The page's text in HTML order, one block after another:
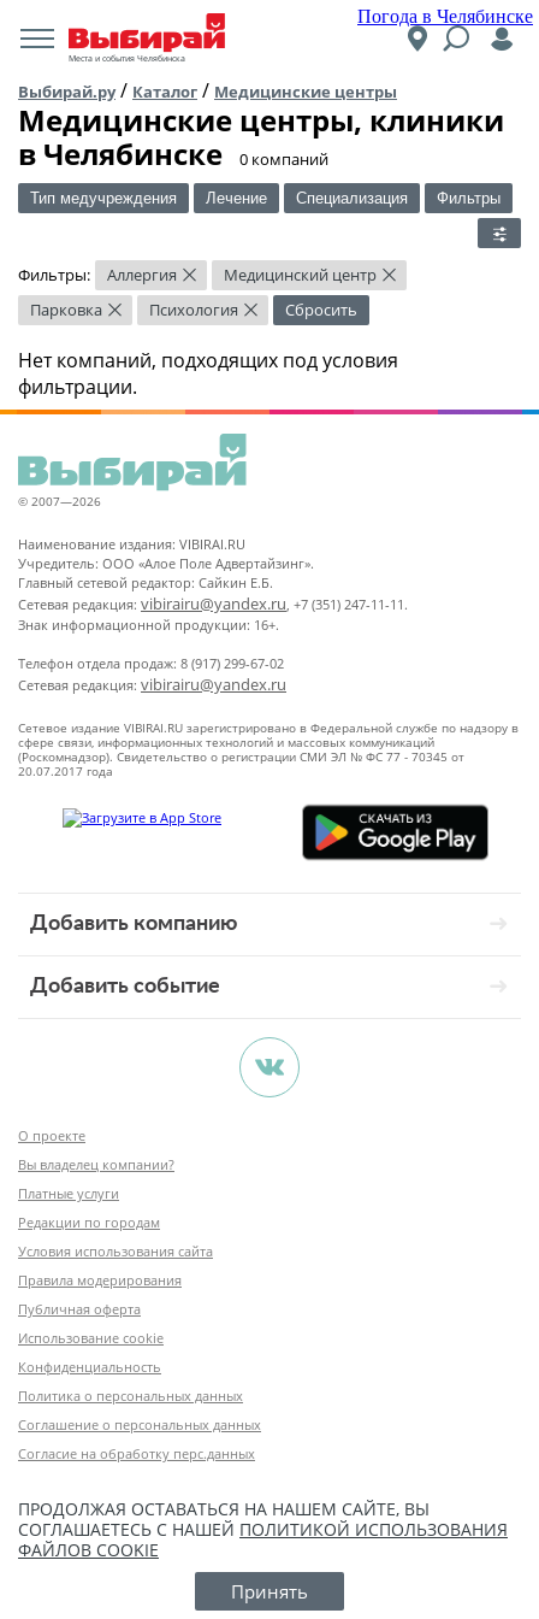
Погода в Челябинске
Места и события Челябинска
Выбирай.ру/ Каталог / Медицинские центры
Медицинские центры, клиники
в Челябинске
​0 компаний
Тип медучреждения Лечение Специализация Фильтры
Фильтры: Аллергия × Медицинский центр ×
Парковка × Психология × Сбросить
Нет компаний, подходящих под условия
фильтрации.
© 2007—2026
Наименование издания: VIBIRAI.RU
Учредитель: ООО «Алое Поле Адвертайзинг».
Главный сетевой редактор: Сайкин Е.Б.
Сетевая редакция: vibirairu@yandex.ru, +7 (351) 247-11-11.
Знак информационной продукции: 16+.
Телефон отдела продаж: 8 (917) 299-67-02
Сетевая редакция: vibirairu@yandex.ru
Сетевое издание VIBIRAI.RU зарегистрировано в Федеральной службе по надзору в
сфере связи, информационных технологий и массовых коммуникаций
(Роскомнадзор). Свидетельство о регистрации СМИ ЭЛ № ФС 77 - 70345 от
20.07.2017 года
Добавить компанию
Добавить событие
О проекте
Вы владелец компании?
Платные услуги
Редакции по городам
Условия использования сайта
Правила модерирования
Публичная оферта
Использование cookie
Конфиденциальность
Политика о персональных данных
Соглашение о персональных данных
Согласие на обработку перс.данных
ПРОДОЛЖАЯ ОСТАВАТЬСЯ НА НАШЕМ САЙТЕ, ВЫ
СОГЛАШАЕТЕСЬ С НАШЕЙ ПОЛИТИКОЙ ИСПОЛЬЗОВАНИЯ
ФАЙЛОВ COOKIE
Принять